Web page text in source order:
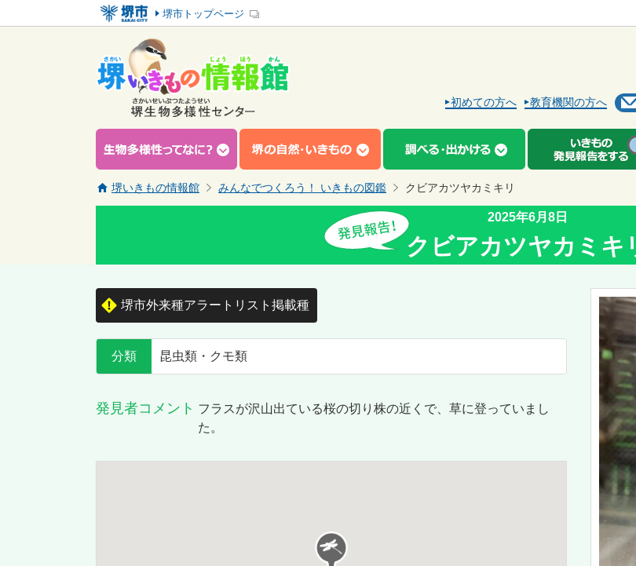
堺市トップページ
初めての方へ 教育機関の方へ
堺いきもの情報館 みんなでつくろう！ いきもの図鑑 クビアカツヤカミキリ
2025年6月8日
クビアカツヤカミキ
堺市外来種アラートリスト掲載種
分類 昆虫類・クモ類
発見者コメント フラスが沢山出ている桜の切り株の近くで、草に登っていまし
た。